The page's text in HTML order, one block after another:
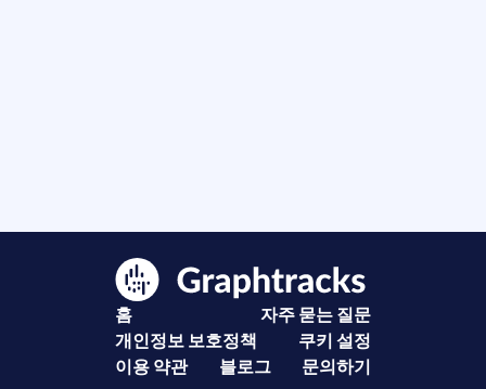
홈
자주 묻는 질문
개인정보 보호정책
쿠키 설정
이용 약관
블로그 문의하기